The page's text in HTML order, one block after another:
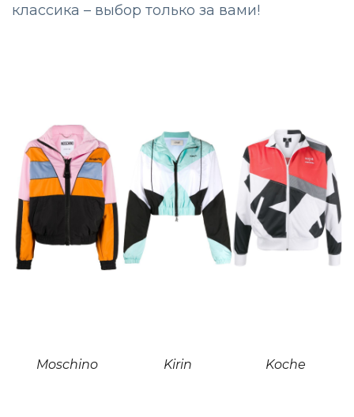
классика – выбор только за вами!
Moschino Kirin Koche